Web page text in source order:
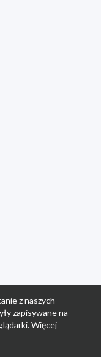
z naszych
zapisywane na
Więcej